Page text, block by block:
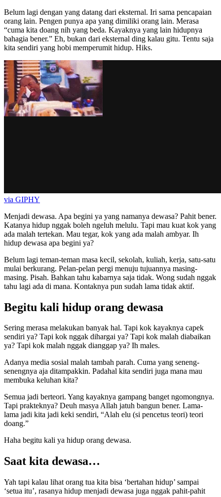
Belum lagi dengan yang datang dari eksternal. Iri sama pencapaian
orang lain. Pengen punya apa yang dimiliki orang lain. Merasa
“cuma kita doang nih yang beda. Kayaknya yang lain hidupnya
bahagia bener.” Eh, bukan dari eksternal ding kalau gitu. Tentu saja
kita sendiri yang hobi memperumit hidup. Hiks.
via GIPHY
Menjadi dewasa. Apa begini ya yang namanya dewasa? Pahit bener.
Katanya hidup nggak boleh ngeluh melulu. Tapi mau kuat kok yang
ada malah tertekan. Mau tegar, kok yang ada malah ambyar. Ih
hidup dewasa apa begini ya?
Belum lagi teman-teman masa kecil, sekolah, kuliah, kerja, satu-satu
mulai berkurang. Pelan-pelan pergi menuju tujuannya masing-
masing. Pisah. Bahkan tahu kabarnya saja tidak. Wong sudah nggak
tahu lagi ada di mana. Kontaknya pun sudah lama tidak aktif.
Begitu kali hidup orang dewasa
Sering merasa melakukan banyak hal. Tapi kok kayaknya capek
sendiri ya? Tapi kok nggak dihargai ya? Tapi kok malah diabaikan
ya? Tapi kok malah nggak dianggap ya? Ih males.
Adanya media sosial malah tambah parah. Cuma yang seneng-
senengnya aja ditampakkin. Padahal kita sendiri juga mana mau
membuka keluhan kita?
Semua jadi berteori. Yang kayaknya gampang banget ngomongnya.
Tapi prakteknya? Deuh masya Allah jatuh bangun bener. Lama-
lama jadi kita jadi keki sendiri, “Alah elu (si pencetus teori) teori
doang.”
Haha begitu kali ya hidup orang dewasa.
Saat kita dewasa…
Yah tapi kalau lihat orang tua kita bisa ‘bertahan hidup’ sampai
‘setua itu’, rasanya hidup menjadi dewasa juga nggak pahit-pahit